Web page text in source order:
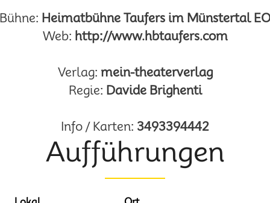
Bühne: Heimatbühne Taufers im Münstertal
Web: http://www.hbtaufers.com
Verlag: mein-theaterverlag
Regie: Davide Brighenti
Info / Karten: 3493394442
Aufführungen